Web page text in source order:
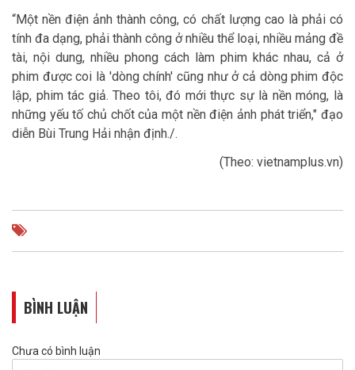
“Một nền điện ảnh thành công, có chất lượng cao là phải có
tính đa dạng, phải thành công ở nhiều thể loại, nhiều mảng đề
tài, nội dung, nhiều phong cách làm phim khác nhau, cả ở
phim được coi là 'dòng chính' cũng như ở cả dòng phim độc
lập, phim tác giả. Theo tôi, đó mới thực sự là nền móng, là
những yếu tố chủ chốt của một nền điện ảnh phát triển," đạo
diễn Bùi Trung Hải nhận định./.
(Theo: vietnamplus.vn)
BÌNH LUẬN
Chưa có bình luận